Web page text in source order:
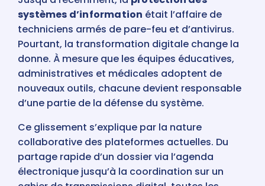
systèmes d’information était l’affaire de
techniciens armés de pare-feu et d’antivirus.
Pourtant, la transformation digitale change la
donne. À mesure que les équipes éducatives,
administratives et médicales adoptent de
nouveaux outils, chacune devient responsable
d’une partie de la défense du système.
Ce glissement s’explique par la nature
collaborative des plateformes actuelles. Du
partage rapide d’un dossier via l’agenda
électronique jusqu’à la coordination sur un